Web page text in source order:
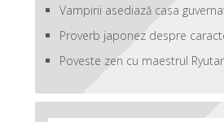
Vampirii asediază casa
Proverb japonez despre
Poveste zen cu maestrul